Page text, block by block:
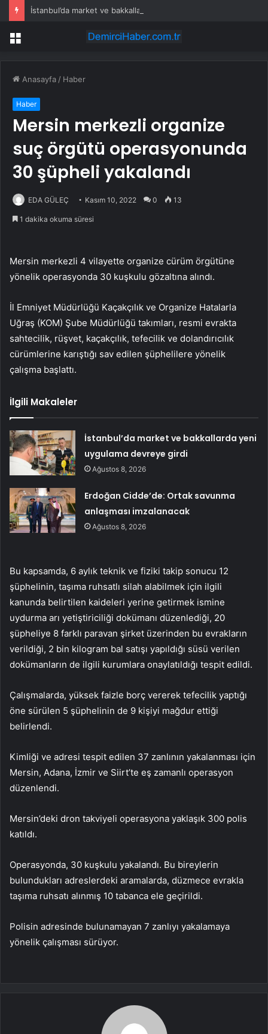
Menü
Anasayfa / Haber
Haber
Mersin merkezli organize
suç örgütü operasyonunda
30 şüpheli yakalandı
EDA GÜLEÇ Kasım 10, 2022 0 13
1 dakika okuma süresi
Mersin merkezli 4 vilayette organize cürüm örgütüne
yönelik operasyonda 30 kuşkulu gözaltına alındı.
İl Emniyet Müdürlüğü Kaçakçılık ve Organize Hatalarla
Uğraş (KOM) Şube Müdürlüğü takımları, resmi evrakta
sahtecilik, rüşvet, kaçakçılık, tefecilik ve dolandırıcılık
cürümlerine karıştığı sav edilen şüphelilere yönelik
çalışma başlattı.
İlgili Makaleler
İstanbul’da market ve bakkallarda yeni
uygulama devreye girdi
Ağustos 8, 2026
Erdoğan Cidde’de: Ortak savunma
anlaşması imzalanacak
Ağustos 8, 2026
Bu kapsamda, 6 aylık teknik ve fiziki takip sonucu 12
şüphelinin, taşıma ruhsatlı silah alabilmek için ilgili
kanunda belirtilen kaideleri yerine getirmek ismine
uydurma arı yetiştiriciliği dokümanı düzenlediği, 20
şüpheliye 8 farklı paravan şirket üzerinden bu evrakların
verildiği, 2 bin kilogram bal satışı yapıldığı süsü verilen
dokümanların de ilgili kurumlara onaylatıldığı tespit edildi.
Çalışmalarda, yüksek faizle borç vererek tefecilik yaptığı
öne sürülen 5 şüphelinin de 9 kişiyi mağdur ettiği
belirlendi.
Kimliği ve adresi tespit edilen 37 zanlının yakalanması için
Mersin, Adana, İzmir ve Siirt’te eş zamanlı operasyon
düzenlendi.
Mersin’deki dron takviyeli operasyona yaklaşık 300 polis
katıldı.
Operasyonda, 30 kuşkulu yakalandı. Bu bireylerin
bulundukları adreslerdeki aramalarda, düzmece evrakla
taşıma ruhsatı alınmış 10 tabanca ele geçirildi.
Polisin adresinde bulunamayan 7 zanlıyı yakalamaya
yönelik çalışması sürüyor.